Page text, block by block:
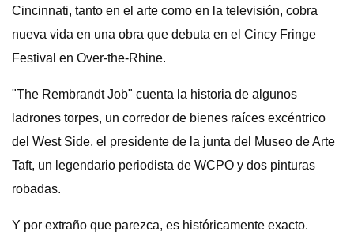
Cincinnati, tanto en el arte como en la televisión, cobra
nueva vida en una obra que debuta en el Cincy Fringe
Festival en Over-the-Rhine.
"The Rembrandt Job" cuenta la historia de algunos
ladrones torpes, un corredor de bienes raíces excéntrico
del West Side, el presidente de la junta del Museo de Arte
Taft, un legendario periodista de WCPO y dos pinturas
robadas.
Y por extraño que parezca, es históricamente exacto.